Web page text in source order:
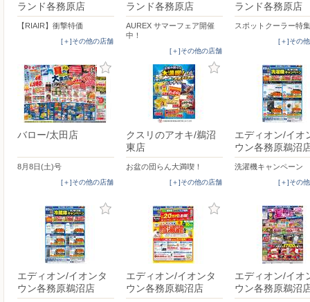
ランド各務原店
【RIAIR】衝撃特価
[＋]その他の店舗
ランド各務原店
AUREX サマーフェア開催
中！
[＋]その他の店舗
ランド各務原店
スポットクーラー特集
[＋]その
バロー/太田店
8月8日(土)号
[＋]その他の店舗
クスリのアオキ/鵜沼
東店
お盆の団らん大満喫！
[＋]その他の店舗
エディオン/イオ
ウン各務原鵜沼
洗濯機キャンペーン
[＋]その
エディオン/イオンタ
ウン各務原鵜沼店
エディオン/イオンタ
ウン各務原鵜沼店
エディオン/イオ
ウン各務原鵜沼